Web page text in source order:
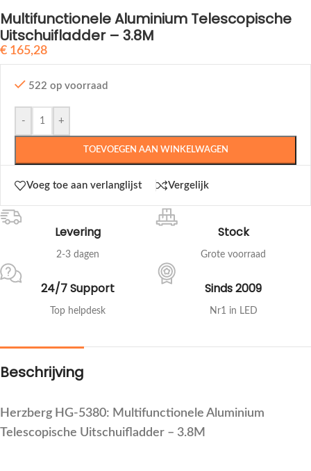
Multifunctionele Aluminium Telescopische
Uitschuifladder – 3.8M
€ 165,28
522 op voorraad
- +
TOEVOEGEN AAN WINKELWAGEN
Voeg toe aan verlanglijst Vergelijk
Levering
2-3 dagen
Stock
Grote voorraad
24/7 Support
Top helpdesk
Sinds 2009
Nr1 in LED
Beschrijving
Herzberg HG-5380: Multifunctionele Aluminium
Telescopische Uitschuifladder – 3.8M